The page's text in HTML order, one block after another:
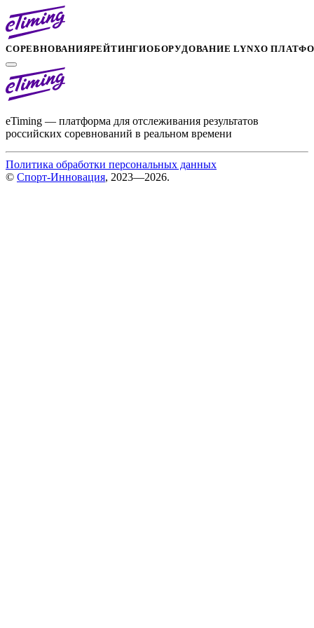
СОРЕВНОВАНИЯРЕЙТИНГИОБОРУДОВАНИЕ LYNXО
eTiming — платформа для отслеживания результатов
российских соревнований в реальном времени
Политика обработки персональных данных
© Спорт-Инновация, 2023—2026.